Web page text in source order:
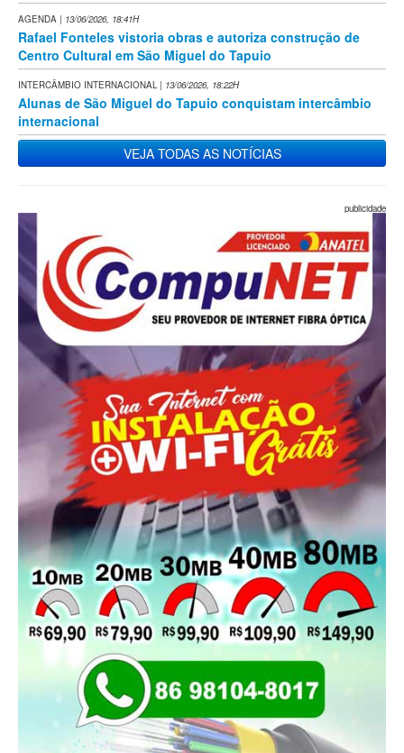
AGENDA | 13/06/2026, 18:41H
Rafael Fonteles vistoria obras e autoriza construção de
Centro Cultural em São Miguel do Tapuio
INTERCÂMBIO INTERNACIONAL | 13/06/2026, 18:22H
Alunas de São Miguel do Tapuio conquistam intercâmbio
internacional
VEJA TODAS AS NOTÍCIAS
publicidade